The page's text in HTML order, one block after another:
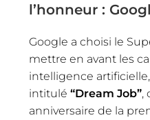
l’honneur :
Google a choisi le
mettre en avant les
intelligence
intitulé“Dream Job”,
anniversaire de la